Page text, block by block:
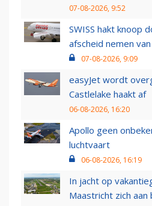
07-08-2026, 9:52
SWISS hakt knoop
afscheid nemen
07-08-2026, 9:09
easyJet wordt
Castlelake haakt af
06-08-2026, 16:20
Apollo geen
luchtvaart
06-08-2026, 16:19
In jacht op
Maastricht zich aan